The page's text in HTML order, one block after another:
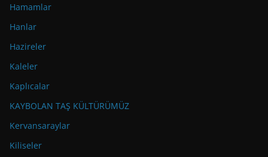
Hamamlar
Hanlar
Hazireler
Kaleler
Kaplıcalar
KAYBOLAN TAŞ KÜLTÜRÜMÜZ
Kervansaraylar
Kiliseler